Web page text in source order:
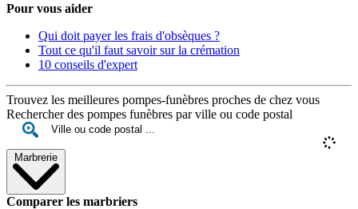
Pour vous aider
Qui doit payer les frais d'obsèques ?
Tout ce qu'il faut savoir sur la crémation
10 conseils d'expert
Trouvez les meilleures pompes-funèbres proches de chez vous
Rechercher des pompes funèbres par ville ou code postal
Marbrerie
Comparer les marbriers